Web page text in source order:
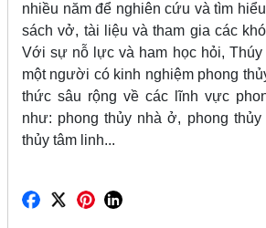
nhiều năm để nghiên cứu và tìm
sách vở, tài liệu và tham gia các
Với sự nỗ lực và ham học hỏi, Thúy
một người có kinh nghiệm phong
thức sâu rộng về các lĩnh vực
như: phong thủy nhà ở, phong thủy
thủy tâm linh...